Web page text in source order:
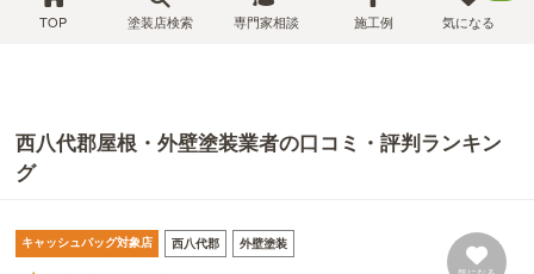
TOP 塗装店検索 専門家相談 施工例 気になる
西八代郡屋根・外壁塗装業者の口コミ・評判ランキン
グ
キャッシュバッグ対象店 西八代郡 外壁塗装